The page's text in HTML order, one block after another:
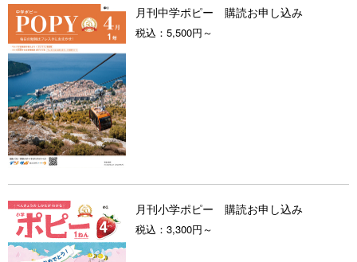
月刊中学ポピー 購読お申し込み
税込： 5,500円～
月刊小学ポピー 購読お申し込み
税込： 3,300円～